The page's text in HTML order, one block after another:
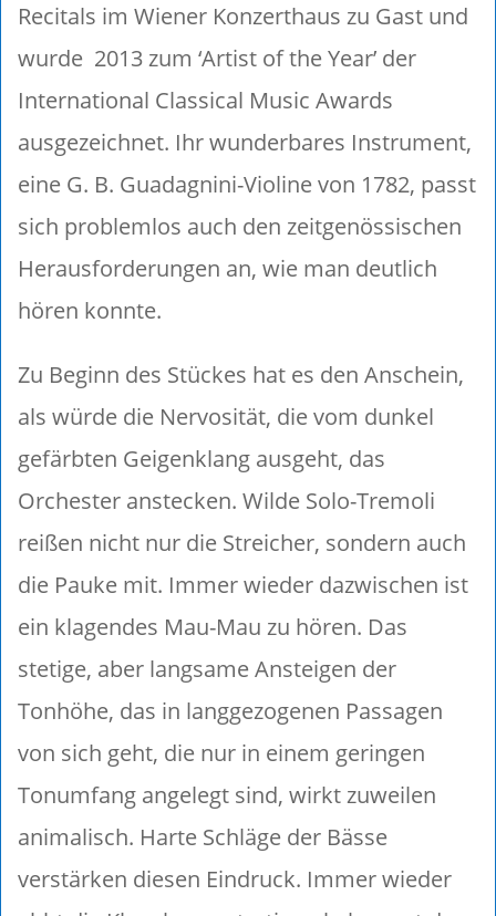
Recitals im Wiener Konzerthaus zu Gast und
wurde 2013 zum ‘Artist of the Year’ der
International Classical Music Awards
ausgezeichnet. Ihr wunderbares Instrument,
eine G. B. Guadagnini-Violine von 1782, passt
sich problemlos auch den zeitgenössischen
Herausforderungen an, wie man deutlich
hören konnte.
Zu Beginn des Stückes hat es den Anschein,
als würde die Nervosität, die vom dunkel
gefärbten Geigenklang ausgeht, das
Orchester anstecken. Wilde Solo-Tremoli
reißen nicht nur die Streicher, sondern auch
die Pauke mit. Immer wieder dazwischen ist
ein klagendes Mau-Mau zu hören. Das
stetige, aber langsame Ansteigen der
Tonhöhe, das in langgezogenen Passagen
von sich geht, die nur in einem geringen
Tonumfang angelegt sind, wirkt zuweilen
animalisch. Harte Schläge der Bässe
verstärken diesen Eindruck. Immer wieder